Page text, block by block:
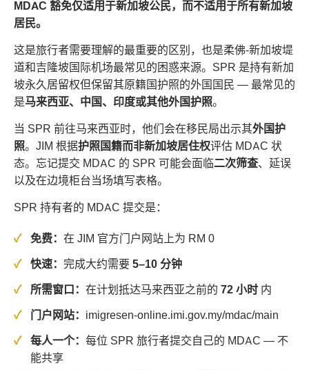
MDAC 豁免仅适用于新加坡公民，而不适用于所有新加坡
居民。
这是旅行者需要理解的最重要的区别，也是柔佛-新加坡堤
道和吉隆坡国际机场最常见的困惑来源。SPR 是持有新加
坡永久居留权但保留其原籍国护照的外国国民 — 最常见的
是马来西亚、中国、印度或其他外国护照。
当 SPR 前往马来西亚时，他们会在移民局出示其外国护
照。JIM 根据护照国籍而非新加坡居住权评估 MDAC 状
态。忘记提交 MDAC 的 SPR 可能会面临二次筛查、延误
以及在边境柜台当场填写表格。
SPR 持有者的 MDAC 提交是：
免费： 在 JIM 官方门户网站上为 RM 0
快速： 完成大约需要5–10 分钟
所需窗口： 在计划抵达马来西亚之前的 72 小时 内
门户网站： imigresen-online.imi.gov.my/mdac/main
每人一个： 每位 SPR 旅行者提交自己的 MDAC — 不
能共享